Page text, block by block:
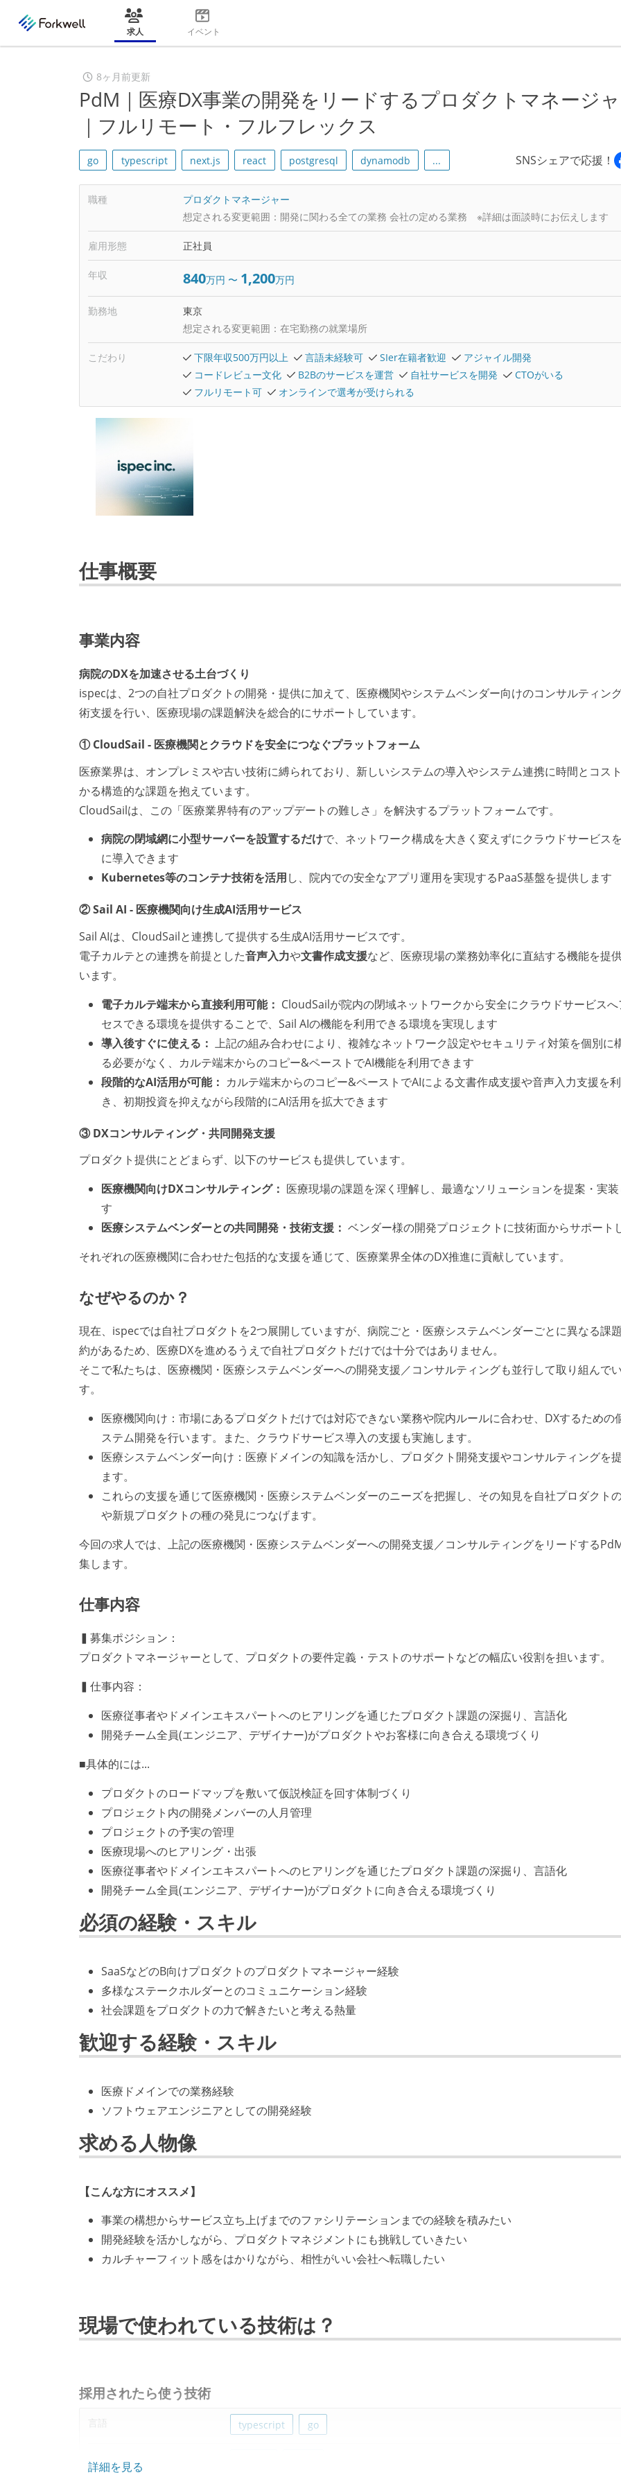
求人 イベント
8ヶ月前更新
PdM｜医療DX事業の開発をリードするプロダクトマネージ
｜フルリモート・フルフレックス
go typescript next.js react postgresql dynamodb ... SNSシェアで応援！
職種
プロダクトマネージャー
想定される変更範囲： 開発に関わる全ての業務 会社の定める業務 ※詳細は面談時にお伝えします
雇用形態 正社員
年収 840万円 〜 1,200万円
勤務地
東京
想定される変更範囲： 在宅勤務の就業場所
こだわり 下限年収500万円以上 言語未経験可 SIer在籍者歓迎
アジャイル開発
コードレビュー文化
B2Bのサービスを運営 自社サービスを開発
CTOがいる
フルリモート可
オンラインで選考が受けられる
仕事概要
事業内容
病院のDXを加速させる土台づくり
ispecは、2つの自社プロダクトの開発・提供に加えて、医療機関やシステムベンダー向けのコンサルティン
術支援を行い、医療現場の課題解決を総合的にサポートしています。
① CloudSail - 医療機関とクラウドを安全につなぐプラットフォーム
医療業界は、オンプレミスや古い技術に縛られており、新しいシステムの導入やシステム連携に時間とコス
かる構造的な課題を抱えています。
CloudSailは、この「医療業界特有のアップデートの難しさ」を解決するプラットフォームです。
病院の閉域網に小型サーバーを設置するだけで、ネットワーク構成を大きく変えずにクラウドサービス
に導入できます
Kubernetes等のコンテナ技術を活用し、院内での安全なアプリ運用を実現するPaaS基盤を提供します
② Sail AI - 医療機関向け生成AI活用サービス
Sail AIは、CloudSailと連携して提供する生成AI活用サービスです。
電子カルテとの連携を前提とした音声入力や文書作成支援など、医療現場の業務効率化に直結する機能を提
います。
電子カルテ端末から直接利用可能： CloudSailが院内の閉域ネットワークから安全にクラウドサービスへ
セスできる環境を提供することで、Sail AIの機能を利用できる環境を実現します
導入後すぐに使える： 上記の組み合わせにより、複雑なネットワーク設定やセキュリティ対策を個別に
る必要がなく、カルテ端末からのコピー&ペーストでAI機能を利用できます
段階的なAI活用が可能： カルテ端末からのコピー&ペーストでAIによる文書作成支援や音声入力支援を
き、初期投資を抑えながら段階的にAI活用を拡大できます
③ DXコンサルティング・共同開発支援
プロダクト提供にとどまらず、以下のサービスも提供しています。
医療機関向けDXコンサルティング： 医療現場の課題を深く理解し、最適なソリューションを提案・実装
す
医療システムベンダーとの共同開発・技術支援： ベンダー様の開発プロジェクトに技術面からサポート
それぞれの医療機関に合わせた包括的な支援を通じて、医療業界全体のDX推進に貢献しています。
なぜやるのか？
現在、ispecでは自社プロダクトを2つ展開していますが、病院ごと・医療システムベンダーごとに異なる課
約があるため、医療DXを進めるうえで自社プロダクトだけでは十分ではありません。
そこで私たちは、医療機関・医療システムベンダーへの開発支援／コンサルティングも並行して取り組んで
す。
医療機関向け：市場にあるプロダクトだけでは対応できない業務や院内ルールに合わせ、DXするための
ステム開発を行います。また、クラウドサービス導入の支援も実施します。
医療システムベンダー向け：医療ドメインの知識を活かし、プロダクト開発支援やコンサルティングを
ます。
これらの支援を通じて医療機関・医療システムベンダーのニーズを把握し、その知見を自社プロダクト
や新規プロダクトの種の発見につなげます。
今回の求人では、上記の医療機関・医療システムベンダーへの開発支援／コンサルティングをリードする
集します。
仕事内容
▍募集ポジション：
プロダクトマネージャーとして、プロダクトの要件定義・テストのサポートなどの幅広い役割を担います。
▍仕事内容：
医療従事者やドメインエキスパートへのヒアリングを通じたプロダクト課題の深掘り、言語化
開発チーム全員(エンジニア、デザイナー)がプロダクトやお客様に向き合える環境づくり
■具体的には...
プロダクトのロードマップを敷いて仮説検証を回す体制づくり
プロジェクト内の開発メンバーの人月管理
プロジェクトの予実の管理
医療現場へのヒアリング・出張
医療従事者やドメインエキスパートへのヒアリングを通じたプロダクト課題の深掘り、言語化
開発チーム全員(エンジニア、デザイナー)がプロダクトに向き合える環境づくり
必須の経験・スキル
SaaSなどのB向けプロダクトのプロダクトマネージャー経験
多様なステークホルダーとのコミュニケーション経験
社会課題をプロダクトの力で解きたいと考える熱量
歓迎する経験・スキル
医療ドメインでの業務経験
ソフトウェアエンジニアとしての開発経験
求める人物像
【こんな方にオススメ】
事業の構想からサービス立ち上げまでのファシリテーションまでの経験を積みたい
開発経験を活かしながら、プロダクトマネジメントにも挑戦していきたい
カルチャーフィット感をはかりながら、相性がいい会社へ転職したい
現場で使われている技術は？
採用されたら使う技術
言語 typescript go
詳細を見る